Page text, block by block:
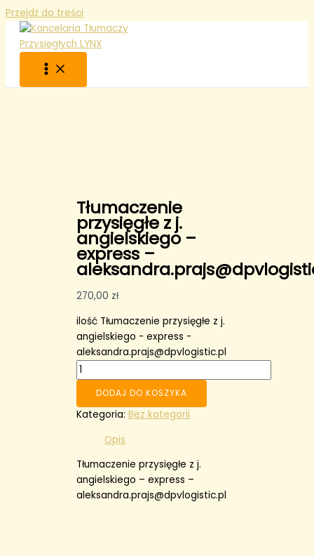
Przejdź do treści
Tłumaczenie
przysięgłe z j.
angielskiego –
express –
270,00 zł
ilość Tłumaczenie przysięgłe z j.
angielskiego - express -
aleksandra.prajs@dpvlogistic.pl
DODAJ DO KOSZYKA
Kategoria:Bez kategorii
Opis
Tłumaczenie przysięgłe z j.
angielskiego – express –
aleksandra.prajs@dpvlogistic.pl